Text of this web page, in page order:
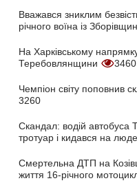
Вважався зниклим
річного воїна із
На Харківському
Теребовлянщини
3460
Чемпіон світу поповнив
3260
Скандал: водій автобуса
тротуар і кидався на
Смертельна ДТП на
життя 16-річного